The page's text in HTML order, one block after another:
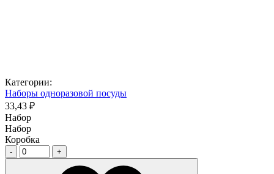
Категории:
Наборы одноразовой посуды
33,43 ₽
Набор
Набор
Коробка